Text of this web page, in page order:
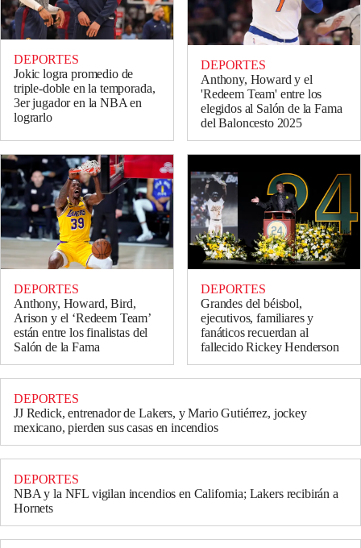
DEPORTES
Jokic logra promedio de
triple-doble en la temporada,
3er jugador en la NBA en
lograrlo
DEPORTES
Anthony, Howard y el
'Redeem Team' entre los
elegidos al Salón de la Fama
del Baloncesto 2025
DEPORTES
Anthony, Howard, Bird,
Arison y el ‘Redeem Team’
están entre los finalistas del
Salón de la Fama
DEPORTES
Grandes del béisbol,
ejecutivos, familiares y
fanáticos recuerdan al
fallecido Rickey Henderson
DEPORTES
JJ Redick, entrenador de Lakers, y Mario Gutiérrez, jockey
mexicano, pierden sus casas en incendios
DEPORTES
NBA y la NFL vigilan incendios en California; Lakers recibirán a
Hornets